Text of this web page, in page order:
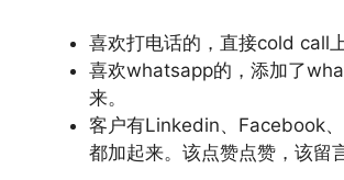
喜欢打电话的，直接cold call上
喜欢whatsapp的，添加了
来。
客户有Linkedin、Facebook
都加起来。该点赞点赞，该留